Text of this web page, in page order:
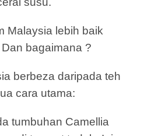
Malaysia lebih baik
bagaimana ?
berbeza daripada teh
cara utama:
tumbuhan Camellia